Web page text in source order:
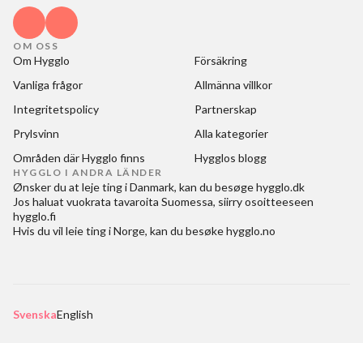
OM OSS
Om Hygglo
Försäkring
Vanliga frågor
Allmänna villkor
Integritetspolicy
Partnerskap
Prylsvinn
Alla kategorier
Områden där Hygglo finns
Hygglos blogg
HYGGLO I ANDRA LÄNDER
Ønsker du at leje ting i Danmark, kan du besøgehygglo.dk
Jos haluat vuokrata tavaroita Suomessa, siirry osoitteeseen
hygglo.fi
Hvis du vil leie ting i Norge, kan du besøkehygglo.no
SvenskaEnglish